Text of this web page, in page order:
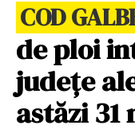
COD
de ploi
județe
astăzi 31